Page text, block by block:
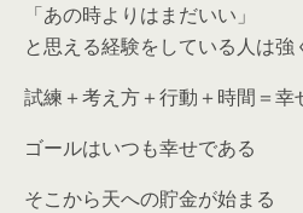
「あの時よりはまだいい」
と思える経験をしている人は強
試練＋考え方＋行動＋時間＝幸
ゴールはいつも幸せである
そこから天への貯金が始まる